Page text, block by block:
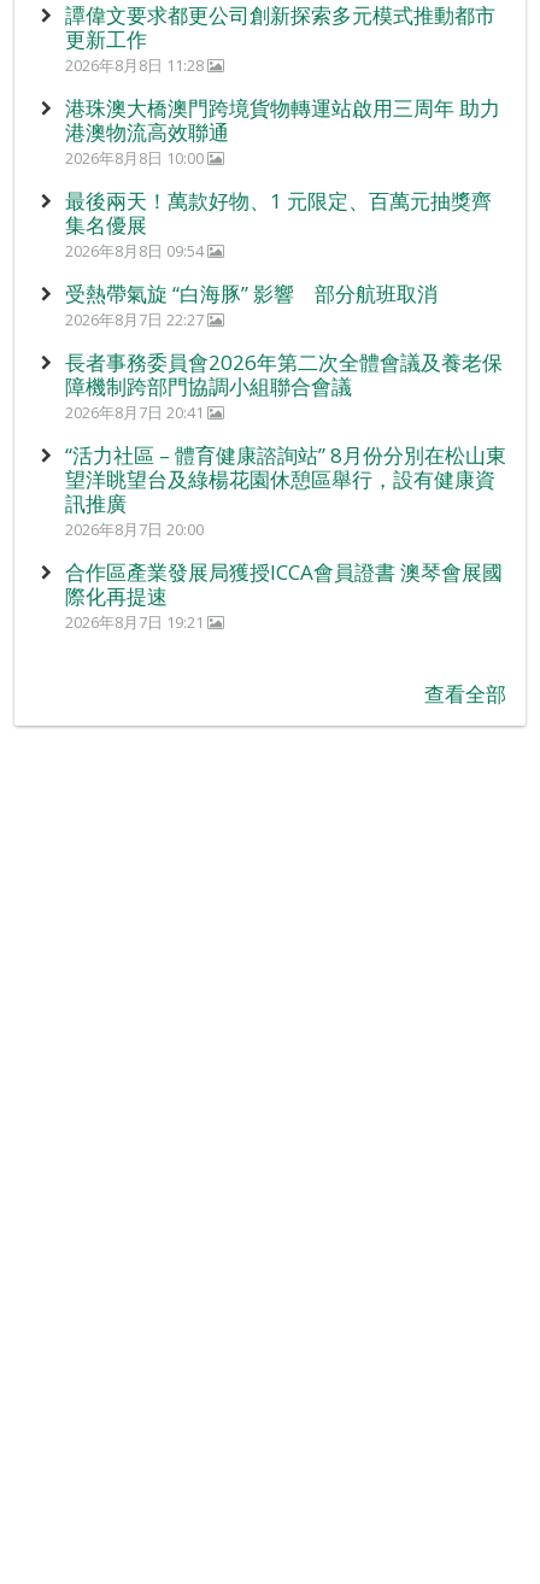
譚偉文要求都更公司創新探索多元模式推動都市
更新工作
2026年8月8日 11:28
港珠澳大橋澳門跨境貨物轉運站啟用三周年 助力
港澳物流高效聯通
2026年8月8日 10:00
最後兩天！萬款好物、1 元限定、百萬元抽獎齊
集名優展
2026年8月8日 09:54
受熱帶氣旋 “白海豚” 影響 部分航班取消
2026年8月7日 22:27
長者事務委員會2026年第二次全體會議及養老保
障機制跨部門協調小組聯合會議
2026年8月7日 20:41
“活力社區 – 體育健康諮詢站” 8月份分別在松山東
望洋眺望台及綠楊花園休憩區舉行，設有健康資
訊推廣
2026年8月7日 20:00
合作區產業發展局獲授ICCA會員證書 澳琴會展國
際化再提速
2026年8月7日 19:21
查看全部